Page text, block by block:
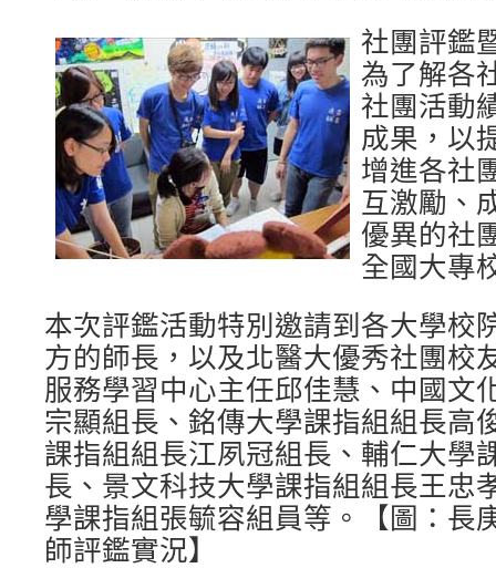
社團評鑑
為了解各
社團活動
成果，以
增進各社
互激勵、
優異的社
全國大專
本次評鑑活動特別邀請到各大學校
方的師長，以及北醫大優秀社團校
服務學習中心主任邱佳慧、中國文
宗顯組長、銘傳大學課指組組長高
課指組組長江夙冠組長、輔仁大學
長、景文科技大學課指組組長王忠
學課指組張毓容組員等。【圖：長
師評鑑實況】